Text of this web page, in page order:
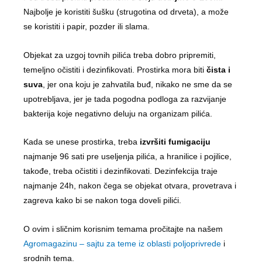
Najbolje je koristiti šušku (strugotina od drveta), a može
se koristiti i papir, pozder ili slama.
Objekat za uzgoj tovnih pilića treba dobro pripremiti,
temeljno očistiti i dezinfikovati. Prostirka mora biti čista i
suva , jer ona koju je zahvatila buđ, nikako ne sme da se
upotrebljava, jer je tada pogodna podloga za razvijanje
bakterija koje negativno deluju na organizam pilića.
Kada se unese prostirka, treba izvršiti fumigaciju
najmanje 96 sati pre useljenja pilića, a hranilice i pojilice,
takođe, treba očistiti i dezinfikovati. Dezinfekcija traje
najmanje 24h, nakon čega se objekat otvara, provetrava i
zagreva kako bi se nakon toga doveli pilići.
O ovim i sličnim korisnim temama pročitajte na našem
Agromagazinu – sajtu za teme iz oblasti poljoprivrede i
srodnih tema.